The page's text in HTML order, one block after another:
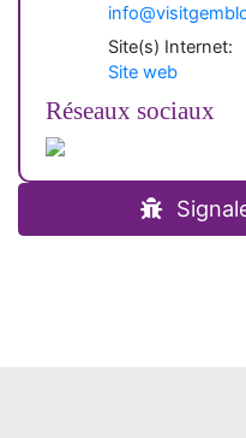
Site(s) Internet:
Site web
Réseaux sociaux